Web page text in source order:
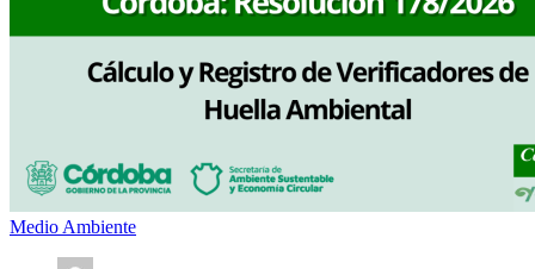
Medio Ambiente